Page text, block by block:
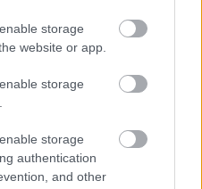
storage
website or app.
storage
storage
authentication
and other